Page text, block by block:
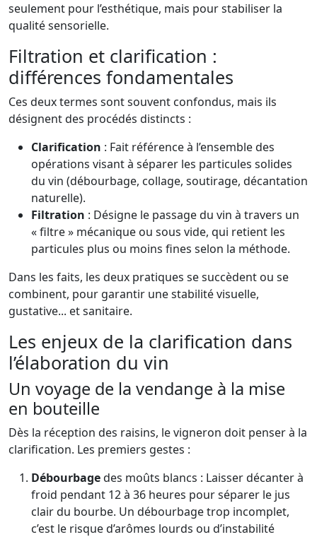
seulement pour l’esthétique, mais pour stabiliser la
qualité sensorielle.
Filtration et clarification :
différences fondamentales
Ces deux termes sont souvent confondus, mais ils
désignent des procédés distincts :
Clarification : Fait référence à l’ensemble des
opérations visant à séparer les particules solides
du vin (débourbage, collage, soutirage, décantation
naturelle).
Filtration : Désigne le passage du vin à travers un
« filtre » mécanique ou sous vide, qui retient les
particules plus ou moins fines selon la méthode.
Dans les faits, les deux pratiques se succèdent ou se
combinent, pour garantir une stabilité visuelle,
gustative... et sanitaire.
Les enjeux de la clarification dans
l’élaboration du vin
Un voyage de la vendange à la mise
en bouteille
Dès la réception des raisins, le vigneron doit penser à la
clarification. Les premiers gestes :
Débourbagedes moûts blancs : Laisser décanter à
froid pendant 12 à 36 heures pour séparer le jus
clair du bourbe. Un débourbage trop incomplet,
c’est le risque d’arômes lourds ou d’instabilité